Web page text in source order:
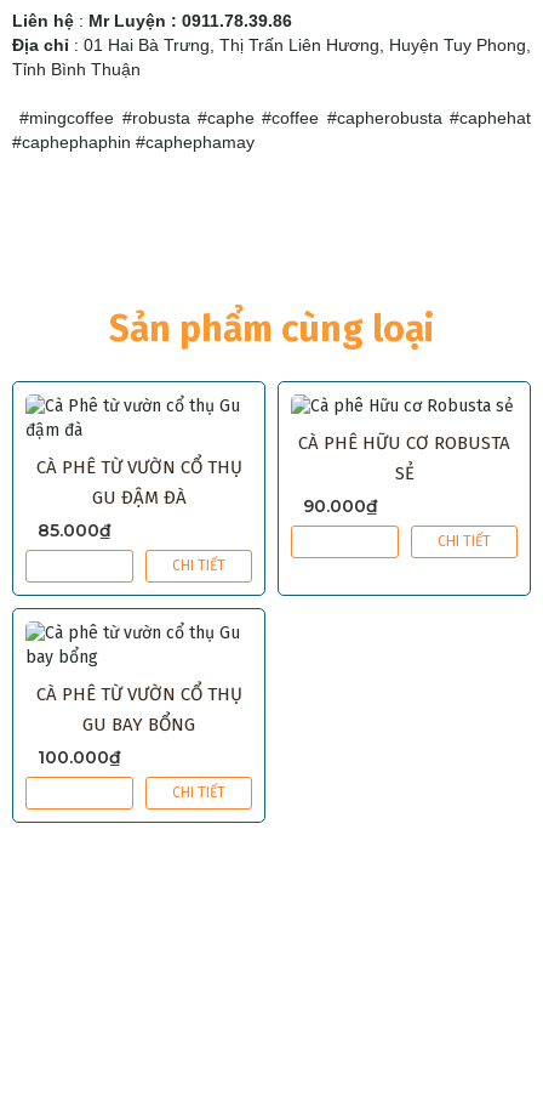
Liên hệ : Mr Luyện : 0911.78.39.86
Địa chỉ : 01 Hai Bà Trưng, Thị Trấn Liên Hương, Huyện Tuy Phong,
Tỉnh Bình Thuận
#mingcoffee #robusta #caphe #coffee #capherobusta #caphehat
#caphephaphin #caphephamay
Sản phẩm cùng loại
CÀ PHÊ TỪ VƯỜN CỔ THỤ
GU ĐẬM ĐÀ
85.000₫
CHI TIẾT
CÀ PHÊ HỮU CƠ ROBUSTA
SẺ
90.000₫
CHI TIẾT
CÀ PHÊ TỪ VƯỜN CỔ THỤ
GU BAY BỔNG
100.000₫
CHI TIẾT